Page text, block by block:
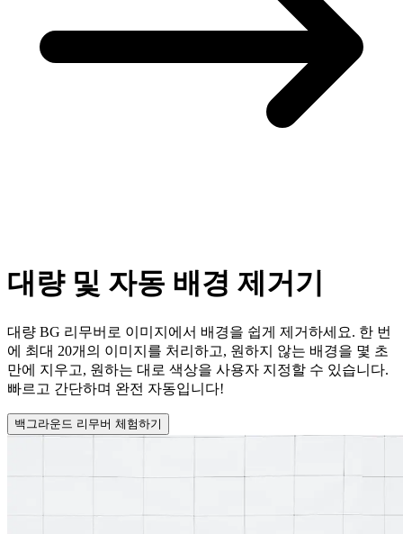
대량 및 자동 배경 제거기
대량 BG 리무버로 이미지에서 배경을 쉽게 제거하세요. 한 번
에 최대 20개의 이미지를 처리하고, 원하지 않는 배경을 몇 초
만에 지우고, 원하는 대로 색상을 사용자 지정할 수 있습니다.
빠르고 간단하며 완전 자동입니다!
백그라운드 리무버 체험하기